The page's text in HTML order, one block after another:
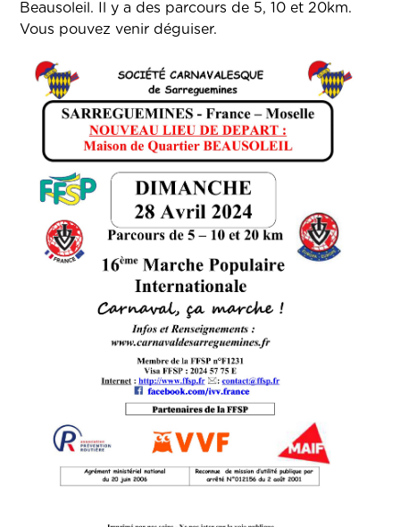
Beausoleil. Il y a des parcours de 5, 10 et 20km.
Vous pouvez venir déguiser.